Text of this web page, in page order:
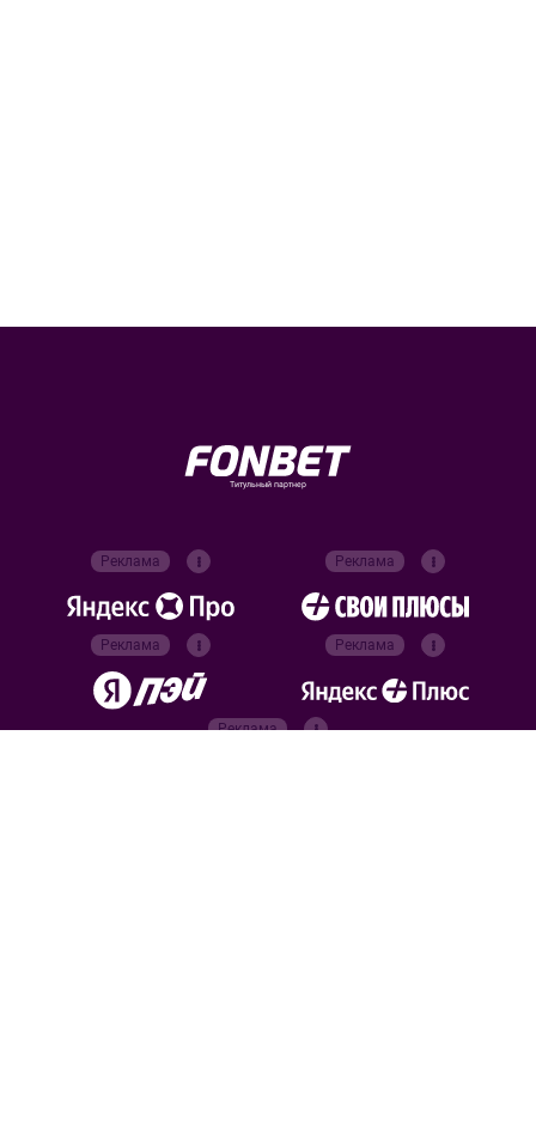
Титульный партнер
Реклама Реклама
Реклама Реклама
Реклама